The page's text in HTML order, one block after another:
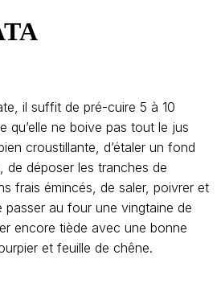
il suffit de pré-cuire 5 à 10
qu’elle ne boive pas tout le jus
croustillante, d’étaler un fond
de déposer les tranches de
frais émincés, de saler, poivrer et
passer au four une vingtaine de
encore tiède avec une bonne
et feuille de chêne.